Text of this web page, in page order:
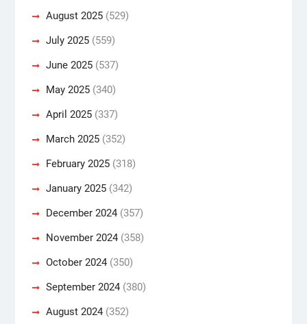
August 2025(529)
July 2025(559)
June 2025(537)
May 2025(340)
April 2025(337)
March 2025(352)
February 2025(318)
January 2025(342)
December 2024(357)
November 2024(358)
October 2024(350)
September 2024(380)
August 2024(352)